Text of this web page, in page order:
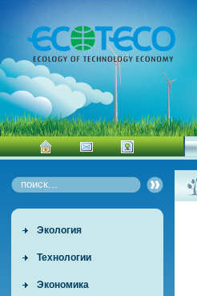
Экология
Технологии
Экономика